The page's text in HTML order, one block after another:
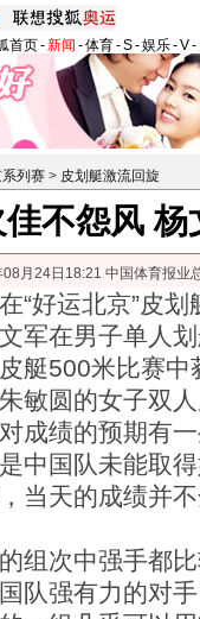
首页-新闻 -体育-S-娱乐-V-
列赛 > 皮划艇激流回旋
不怨风
月24日18:21 中国体育报业
运北京”皮划
军在男子单人
艇500米比赛
敏圆的女子双
成绩的预期有
中国队未能取
当天的成绩并
次中强手都比
队强有力的对